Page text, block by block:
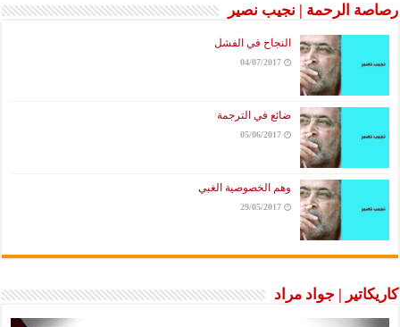
رصاصة الرحمة | نجيب نصير
النجاح في الفشل
04/07/2017
ضائع في الترجمة
05/06/2017
وهم الخصوصية الغبي
29/05/2017
كاريكاتير | جواد مراد